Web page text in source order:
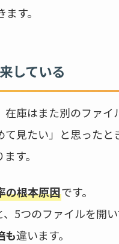
す。
している
庫はまた別のファイル
見たい」と思ったと
す。
の根本原因です。
5つのファイルを開
も違います。